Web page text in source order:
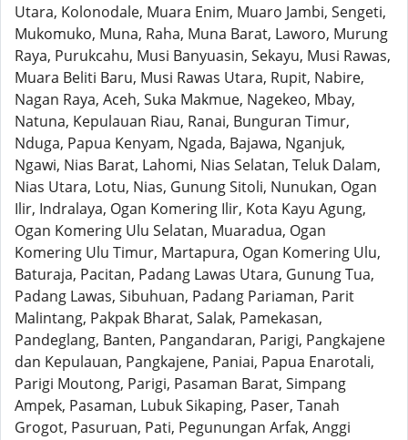
Utara, Kolonodale, Muara Enim, Muaro Jambi, Sengeti,
Mukomuko, Muna, Raha, Muna Barat, Laworo, Murung
Raya, Purukcahu, Musi Banyuasin, Sekayu, Musi Rawas,
Muara Beliti Baru, Musi Rawas Utara, Rupit, Nabire,
Nagan Raya, Aceh, Suka Makmue, Nagekeo, Mbay,
Natuna, Kepulauan Riau, Ranai, Bunguran Timur,
Nduga, Papua Kenyam, Ngada, Bajawa, Nganjuk,
Ngawi, Nias Barat, Lahomi, Nias Selatan, Teluk Dalam,
Nias Utara, Lotu, Nias, Gunung Sitoli, Nunukan, Ogan
Ilir, Indralaya, Ogan Komering Ilir, Kota Kayu Agung,
Ogan Komering Ulu Selatan, Muaradua, Ogan
Komering Ulu Timur, Martapura, Ogan Komering Ulu,
Baturaja, Pacitan, Padang Lawas Utara, Gunung Tua,
Padang Lawas, Sibuhuan, Padang Pariaman, Parit
Malintang, Pakpak Bharat, Salak, Pamekasan,
Pandeglang, Banten, Pangandaran, Parigi, Pangkajene
dan Kepulauan, Pangkajene, Paniai, Papua Enarotali,
Parigi Moutong, Parigi, Pasaman Barat, Simpang
Ampek, Pasaman, Lubuk Sikaping, Paser, Tanah
Grogot, Pasuruan, Pati, Pegunungan Arfak, Anggi